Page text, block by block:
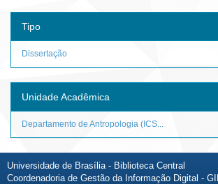
Tipo
Dissertação
Unidade Acadêmica
Departamento de Antropologia (ICS...
Universidade de Brasília - Biblioteca Central
Coordenadoria de Gestão da Informação Digital -